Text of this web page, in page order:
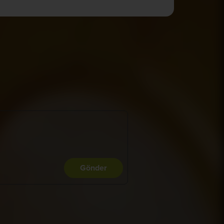
Gönder